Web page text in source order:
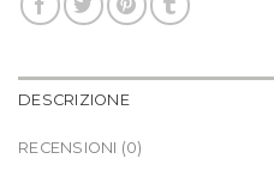
DESCRIZIONE
RECENSIONI (0)